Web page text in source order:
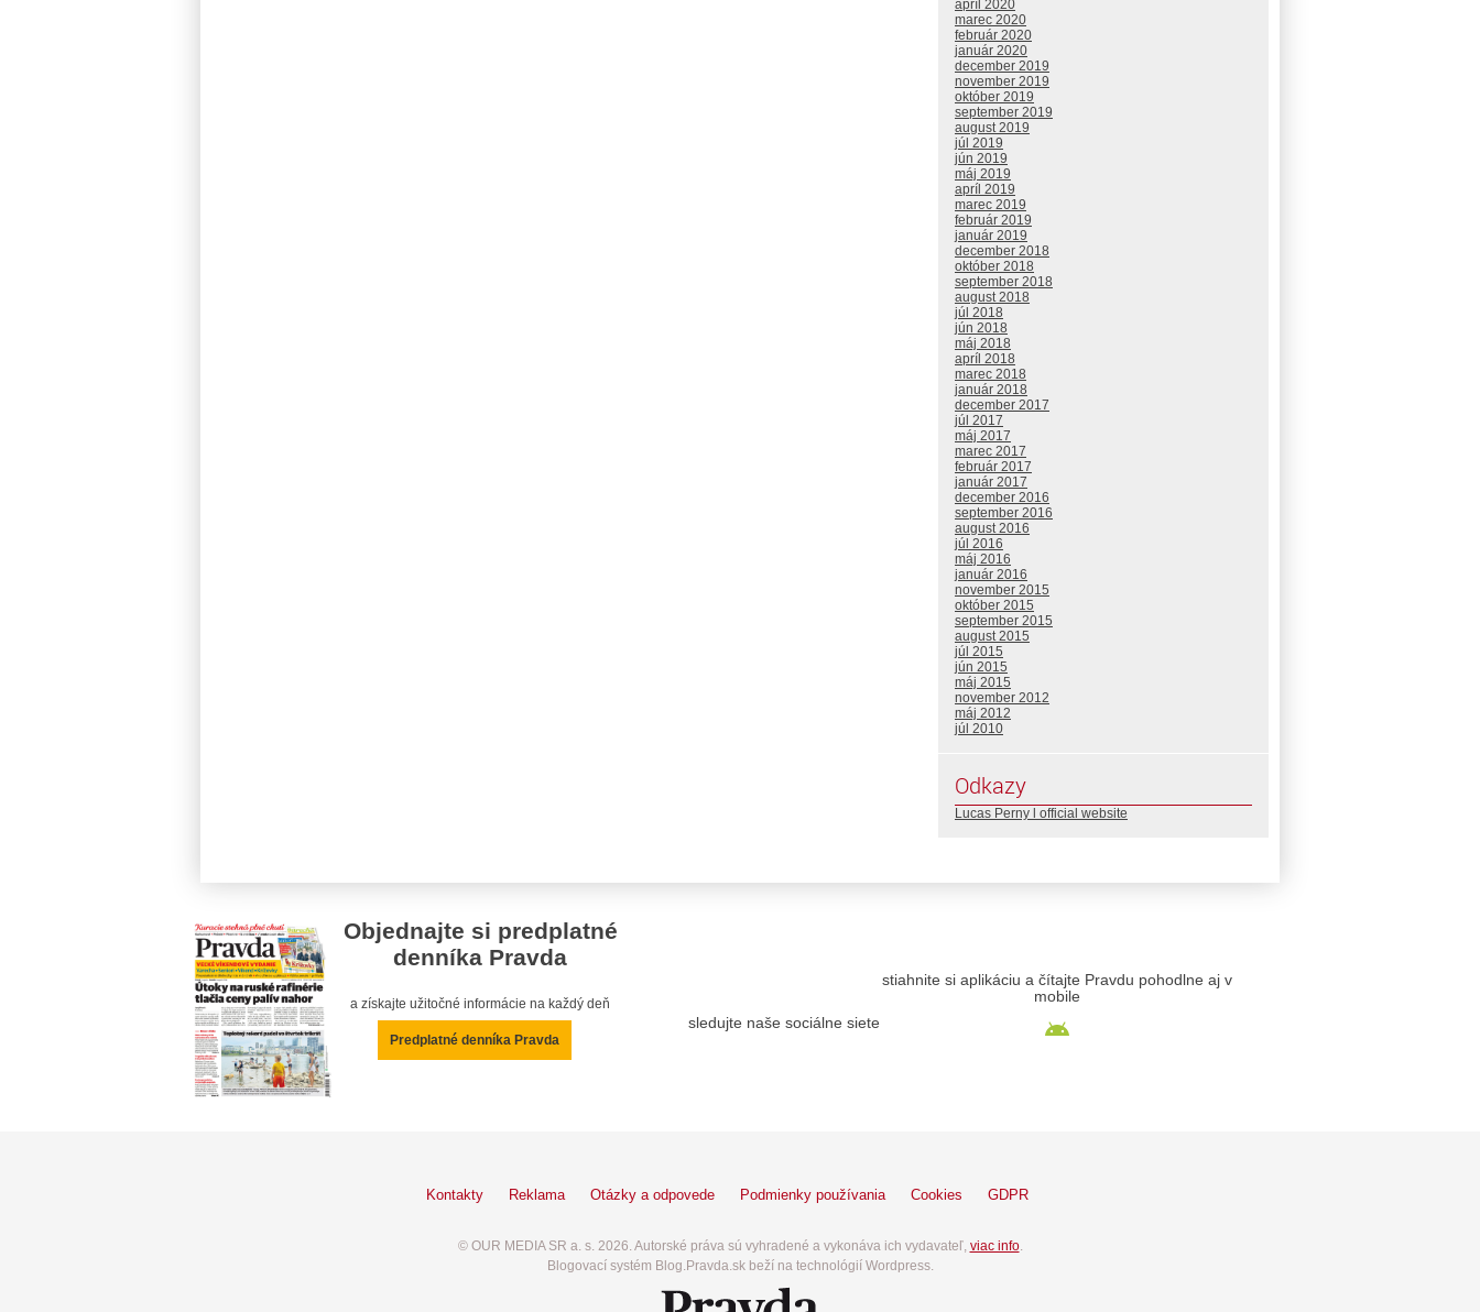
apríl 2020
marec 2020
február 2020
január 2020
december 2019
november 2019
október 2019
september 2019
august 2019
júl 2019
jún 2019
máj 2019
apríl 2019
marec 2019
február 2019
január 2019
december 2018
október 2018
september 2018
august 2018
júl 2018
jún 2018
máj 2018
apríl 2018
marec 2018
január 2018
december 2017
júl 2017
máj 2017
marec 2017
február 2017
január 2017
december 2016
september 2016
august 2016
júl 2016
máj 2016
január 2016
november 2015
október 2015
september 2015
august 2015
júl 2015
jún 2015
máj 2015
november 2012
máj 2012
júl 2010
Odkazy
Lucas Perny l official website
Objednajte si predplatné
denníka Pravda
a získajte užitočné informácie na každý deň
Predplatné denníka Pravda
sledujte naše sociálne siete
stiahnite si aplikáciu a čítajte Pravdu pohodlne aj v
mobile
Kontakty Reklama Otázky a odpovede Podmienky používania Cookies GDPR
© OUR MEDIA SR a. s. 2026. Autorské práva sú vyhradené a vykonáva ich vydavateľ, viac info.
Blogovací systém Blog.Pravda.sk beží na technológií Wordpress.